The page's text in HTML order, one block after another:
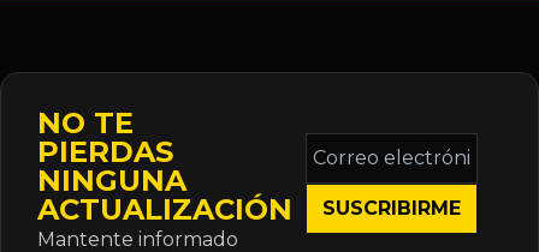
NO TE
PIERDAS
NINGUNA
ACTUALIZACIÓN
Mantente informado
Correo
electrónico
*